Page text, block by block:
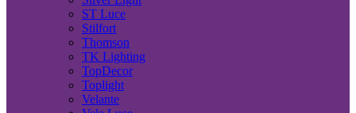
ST Luce
Stilfort
Thomson
TK Lighting
TopDecor
Toplight
Velante